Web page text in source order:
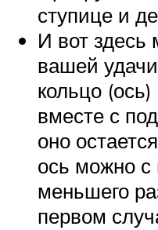
ступице и
И вот здесь
вашей
кольцо
вместе с
оно
ось можно
меньшего
первом